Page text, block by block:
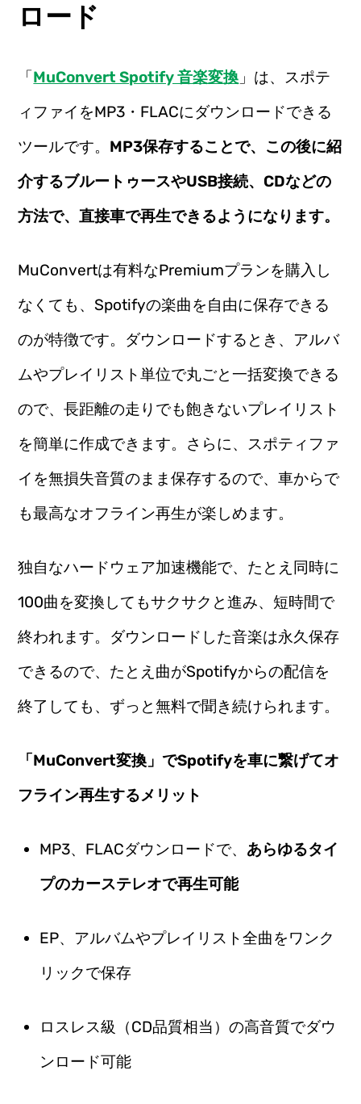
ロード
「MuConvert Spotify 音楽変換 」は、スポテ
ィファイをMP3・FLACにダウンロードできる
ツールです。 MP3保存することで、この後に紹
介するブルートゥースやUSB接続、CDなどの
方法で、直接車で再生できるようになります。
MuConvertは有料なPremiumプランを購入し
なくても、Spotifyの楽曲を自由に保存できる
のが特徴です。ダウンロードするとき、アルバ
ムやプレイリスト単位で丸ごと一括変換できる
ので、長距離の走りでも飽きないプレイリスト
を簡単に作成できます。さらに、スポティファ
イを無損失音質のまま保存するので、車からで
も最高なオフライン再生が楽しめます。
独自なハードウェア加速機能で、たとえ同時に
100曲を変換してもサクサクと進み、短時間で
終われます。ダウンロードした音楽は永久保存
できるので、たとえ曲がSpotifyからの配信を
終了しても、ずっと無料で聞き続けられます。
「MuConvert変換」でSpotifyを車に繋げてオ
フライン再生するメリット
MP3、FLACダウンロードで、 あらゆるタイ
プのカーステレオで再生可能
EP、アルバムやプレイリスト全曲をワンク
リックで保存
ロスレス級（CD品質相当）の高音質でダウ
ンロード可能